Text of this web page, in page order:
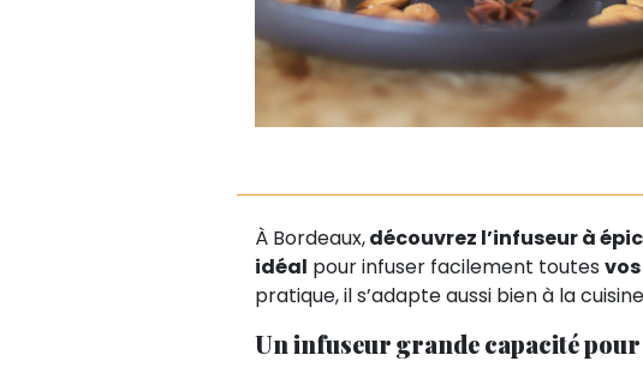
À Bordeaux,découvrez l’infuseur à
idéal pour infuser facilement toutes
pratique, il s’adapte aussi bien à la
Un infuseur grande capacité